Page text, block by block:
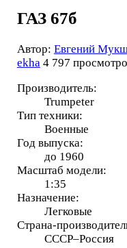
ГАЗ 67б
Автор: Евгений
ekha 4 797
Производитель:
Trumpeter
Тип техники:
Военные
Год выпуска:
до 1960
Масштаб модели:
1:35
Назначение:
Легковые
Страна-
СССР–Россия